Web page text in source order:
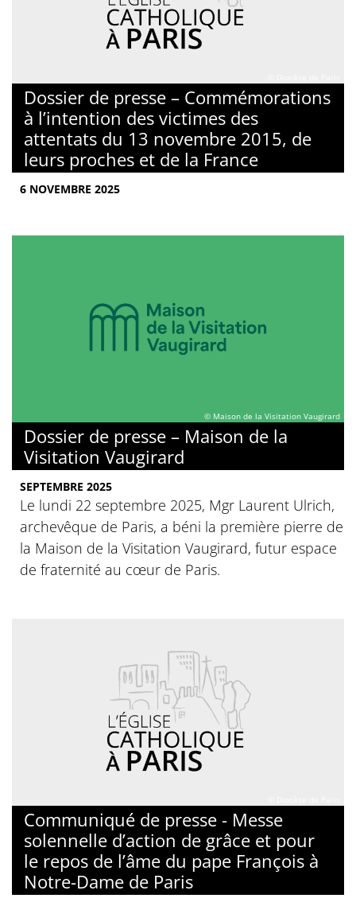
Dossier de presse – Commémorations
à l’intention des victimes des
attentats du 13 novembre 2015, de
leurs proches et de la France
6 NOVEMBRE 2025
© Maison de la Visitation Vaugirard
Dossier de presse – Maison de la
Visitation Vaugirard
SEPTEMBRE 2025
Le lundi 22 septembre 2025, Mgr Laurent Ulrich,
archevêque de Paris, a béni la première pierre de
la Maison de la Visitation Vaugirard, futur espace
de fraternité au cœur de Paris.
Communiqué de presse - Messe
solennelle d’action de grâce et pour
le repos de l’âme du pape François à
Notre-Dame de Paris